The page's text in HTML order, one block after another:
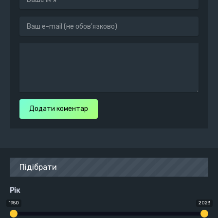
Додати коментар
Підібрати
Рік
1950 2023